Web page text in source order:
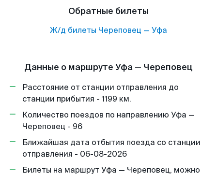
Обратные билеты
Ж/д билеты Череповец — Уфа
Данные о маршруте Уфа — Череповец
Расстояние от станции отправления до
станции прибытия - 1199 км.
Количество поездов по направлению Уфа —
Череповец - 96
Ближайшая дата отбытия поезда со станции
отправления - 06-08-2026
Билеты на маршрут Уфа — Череповец, можно